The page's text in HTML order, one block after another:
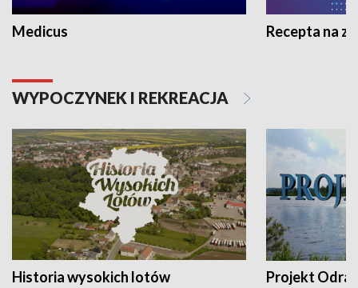
Medicus Recepta na
WYPOCZYNEK I REKREACJA
Historia wysokich lotów Projekt Odra